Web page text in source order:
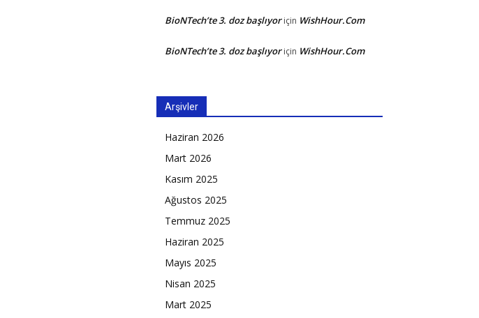
BioNTech’te 3. doz başlıyoriçin WishHour.Com
BioNTech’te 3. doz başlıyoriçin WishHour.Com
Arşivler
Haziran 2026
Mart 2026
Kasım 2025
Ağustos 2025
Temmuz 2025
Haziran 2025
Mayıs 2025
Nisan 2025
Mart 2025